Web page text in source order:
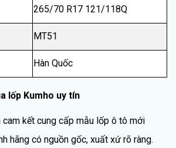
265/70 R17 121/118Q
MT51
Hàn Quốc
lốp Kumho uy tín
cam kết cung cấp mẫu lốp ô tô mới
hãng có nguồn gốc, xuất xứ rõ ràng.